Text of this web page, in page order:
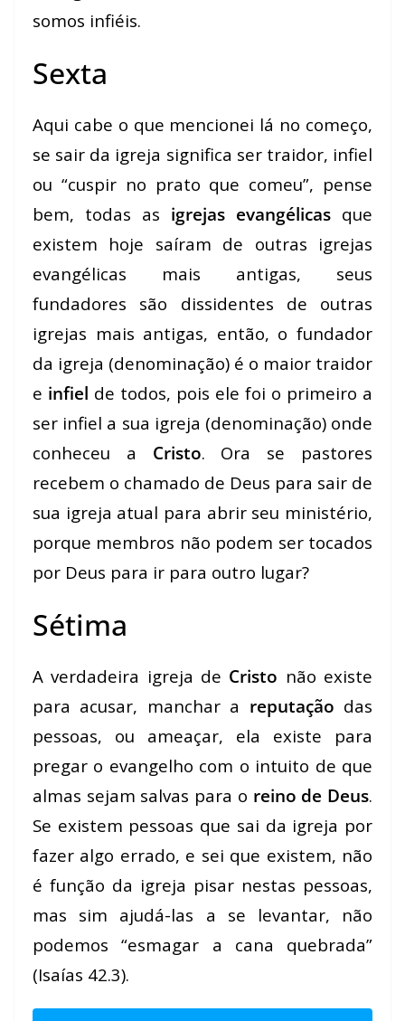
somos infiéis.
Sexta
Aqui cabe o que mencionei lá no começo,
se sair da igreja significa ser traidor, infiel
ou “cuspir no prato que comeu”, pense
bem, todas as igrejas evangélicas que
existem hoje saíram de outras igrejas
evangélicas mais antigas, seus
fundadores são dissidentes de outras
igrejas mais antigas, então, o fundador
da igreja (denominação) é o maior traidor
e infiel de todos, pois ele foi o primeiro a
ser infiel a sua igreja (denominação) onde
conheceu a Cristo. Ora se pastores
recebem o chamado de Deus para sair de
sua igreja atual para abrir seu ministério,
porque membros não podem ser tocados
por Deus para ir para outro lugar?
Sétima
A verdadeira igreja de Cristo não existe
para acusar, manchar a reputação das
pessoas, ou ameaçar, ela existe para
pregar o evangelho com o intuito de que
almas sejam salvas para o reino de Deus.
Se existem pessoas que sai da igreja por
fazer algo errado, e sei que existem, não
é função da igreja pisar nestas pessoas,
mas sim ajudá-las a se levantar, não
podemos “esmagar a cana quebrada”
(Isaías 42.3).